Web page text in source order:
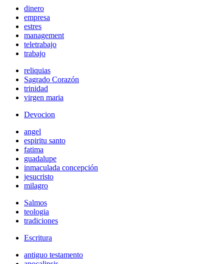
dinero
empresa
estres
management
teletrabajo
trabajo
reliquias
Sagrado Corazón
trinidad
virgen maria
Devocion
angel
espiritu santo
fatima
guadalupe
inmaculada concepción
jesucristo
milagro
Salmos
teologia
tradiciones
Escritura
antiguo testamento